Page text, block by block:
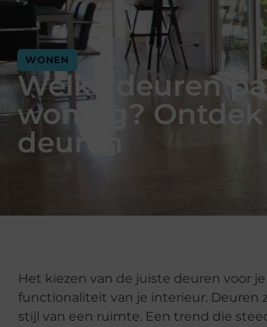
WONEN
Welke deuren
woning?
deuren
Het kiezen van de juiste deuren voor
functionaliteit van je interieur. Deuren
stijl van een ruimte. Een trend die